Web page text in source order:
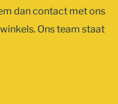
dan contact met ons
Ons team staat